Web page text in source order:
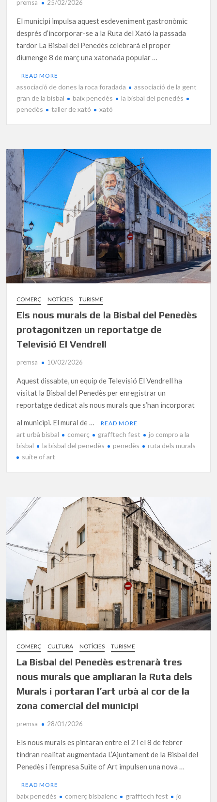
premsa 25/02/2026
El municipi impulsa aquest esdeveniment gastronòmic
després d’incorporar-se a la Ruta del Xató la passada
tardor La Bisbal del Penedès celebrarà el proper
diumenge 8 de març una xatonada popular …
READ MORE
associació de dones la roca foradada
associació de la gent
gran de la bisbal
baix penedès
la bisbal del penedès
penedès
taller de xató xató
COMERÇ NOTÍCIES TURISME
Els nous murals de la Bisbal del Penedès
protagonitzen un reportatge de
Televisió El Vendrell
premsa 10/02/2026
Aquest dissabte, un equip de Televisió El Vendrell ha
visitat la Bisbal del Penedès per enregistrar un
reportatge dedicat als nous murals que s’han incorporat
al municipi. El mural de …
READ MORE
art urbà bisbal comerç grafftech fest
jo compro a la
bisbal
la bisbal del penedès penedès
ruta dels murals
suite of art
COMERÇ CULTURA NOTÍCIES TURISME
La Bisbal del Penedès estrenarà tres
nous murals que ampliaran la Ruta dels
Murals i portaran l’art urbà al cor de la
zona comercial del municipi
premsa 28/01/2026
Els nous murals es pintaran entre el 2 i el 8 de febrer
tindran realitat augmentada L’Ajuntament de la Bisbal del
Penedès i l’empresa Suite of Art impulsen una nova …
READ MORE
baix penedès comerç bisbalenc grafftech fest
jo